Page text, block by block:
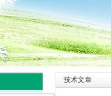
技术文章